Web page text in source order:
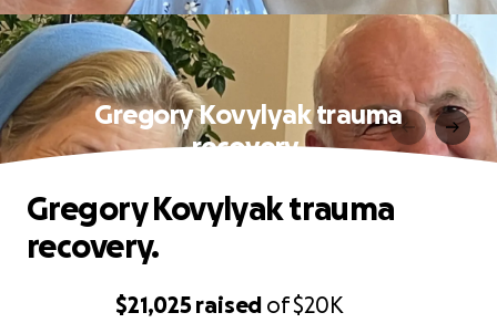
Gregory Kovylyak trauma
recovery.
$21,025 raised of$20K
Gregory Kovylyak trauma
recovery.